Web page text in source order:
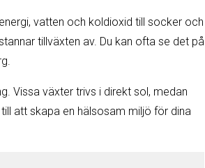
vatten och koldioxid till socker och
tillväxten av. Du kan ofta se det på
Vissa växter trivs i direkt sol, medan
att skapa en hälsosam miljö för dina